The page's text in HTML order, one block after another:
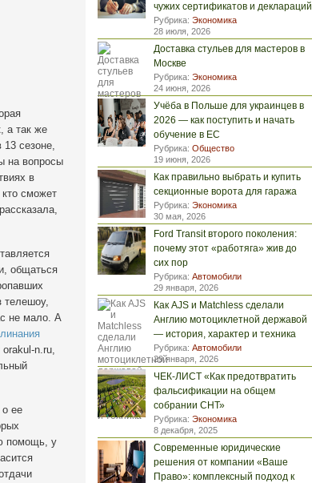
а так же
13 сезоне,
на вопросы
в
сможет
общаться
телешоу,
не мало. А
n.ru,
ее
помощь, у
чужих сертификатов и деклараций
Рубрика: Экономика
28 июля, 2026
Доставка стульев для мастеров в
Москве
Рубрика: Экономика
24 июня, 2026
Учёба в Польше для украинцев в
2026 — как поступить и начать
обучение в ЕС
Рубрика: Общество
19 июня, 2026
Как правильно выбрать и купить
секционные ворота для гаража
Рубрика: Экономика
30 мая, 2026
Ford Transit второго поколения:
почему этот «работяга» жив до
сих пор
Рубрика: Автомобили
29 января, 2026
Как AJS и Matchless сделали
Англию мотоциклетной державой
— история, характер и техника
Рубрика: Автомобили
29 января, 2026
ЧЕК-ЛИСТ «Как предотвратить
фальсификации на общем
собрании СНТ»
Рубрика: Экономика
8 декабря, 2025
Современные юридические
решения от компании «Ваше
Право»: комплексный подход к